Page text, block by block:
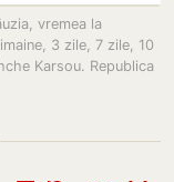
vremea la
3 zile, 7 zile, 10
Karsou. Republica